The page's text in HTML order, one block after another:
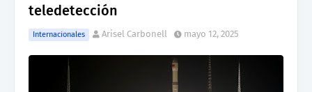
teledetección
Internacionales Arisel Carbonell mayo 12, 2025